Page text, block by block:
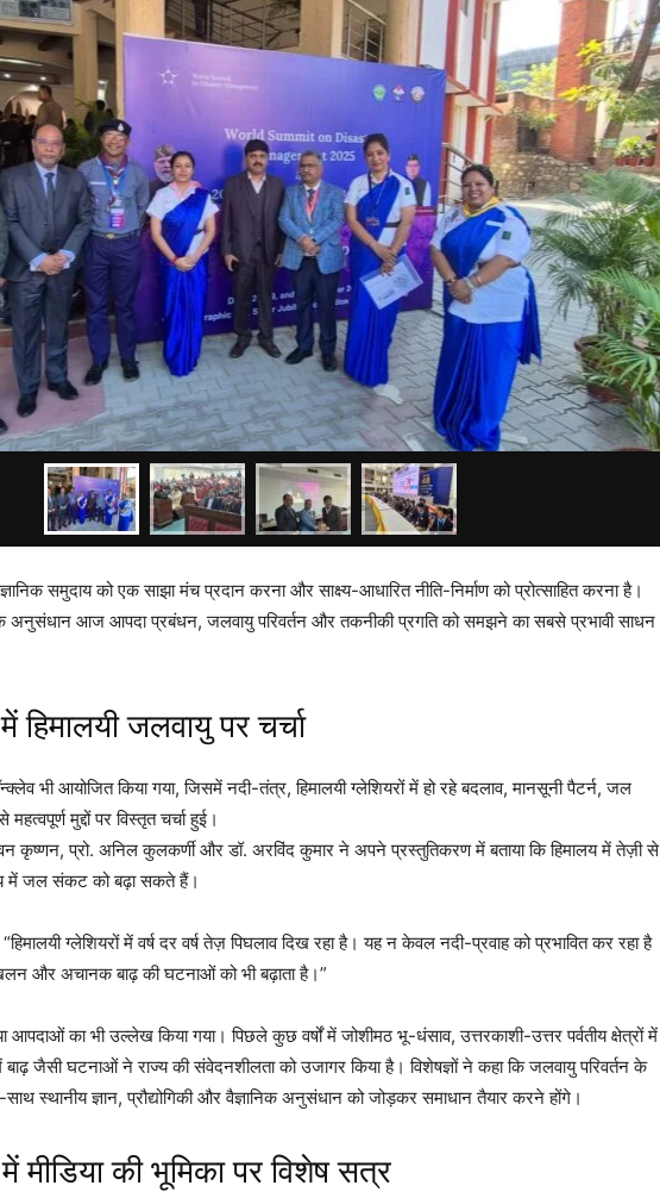
समुदाय को एक साझा मंच प्रदान करना और साक्ष्य-आधारित नीति-निर्माण को प्रोत्साहित करना है।
अनुसंधान आज आपदा प्रबंधन, जलवायु परिवर्तन और तकनीकी प्रगति को समझने का सबसे प्रभावी साधन
हिमालयी जलवायु पर चर्चा
भी आयोजित किया गया, जिसमें नदी-तंत्र, हिमालयी ग्लेशियरों में हो रहे बदलाव, मानसूनी पैटर्न, जल
मुद्दों पर विस्तृत चर्चा हुई।
कृष्णन, प्रो. अनिल कुलकर्णी और डॉ. अरविंद कुमार ने अपने प्रस्तुतिकरण में बताया कि हिमालय में तेज़ी से
में जल संकट को बढ़ा सकते हैं।
ग्लेशियरों में वर्ष दर वर्ष तेज़ पिघलाव दिख रहा है। यह न केवल नदी-प्रवाह को प्रभावित कर रहा है
और अचानक बाढ़ की घटनाओं को भी बढ़ाता है।”
आपदाओं का भी उल्लेख किया गया। पिछले कुछ वर्षों में जोशीमठ भू-धंसाव, उत्तरकाशी-उत्तर पर्वतीय क्षेत्रों में
जैसी घटनाओं ने राज्य की संवेदनशीलता को उजागर किया है। विशेषज्ञों ने कहा कि जलवायु परिवर्तन के
स्थानीय ज्ञान, प्रौद्योगिकी और वैज्ञानिक अनुसंधान को जोड़कर समाधान तैयार करने होंगे।
मीडिया की भूमिका पर विशेष सत्र